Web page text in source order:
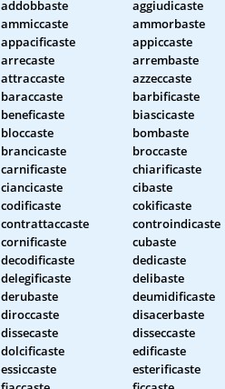
addobbaste aggiudicaste
ammiccaste ammorbaste
appacificaste appiccaste
arrecaste arrembaste
attraccaste azzeccaste
baraccaste barbificaste
beneficaste biascicaste
bloccaste bombaste
brancicaste broccaste
carnificaste chiarificaste
ciancicaste cibaste
codificaste cokificaste
contrattaccaste controindicaste
cornificaste cubaste
decodificaste dedicaste
delegificaste delibaste
derubaste deumidificaste
diroccaste disacerbaste
dissecaste disseccaste
dolcificaste edificaste
essiccaste esterificaste